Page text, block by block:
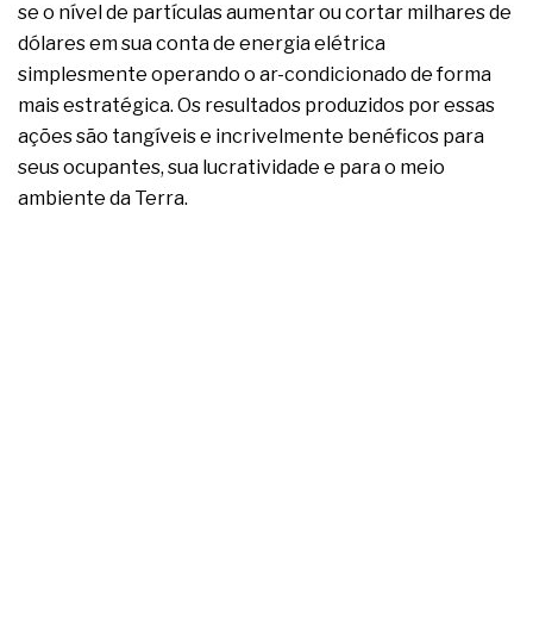
se o nível de partículas aumentar ou cortar milhares de
dólares em sua conta de energia elétrica
simplesmente operando o ar-condicionado de forma
mais estratégica. Os resultados produzidos por essas
ações são tangíveis e incrivelmente benéficos para
seus ocupantes, sua lucratividade e para o meio
ambiente da Terra.